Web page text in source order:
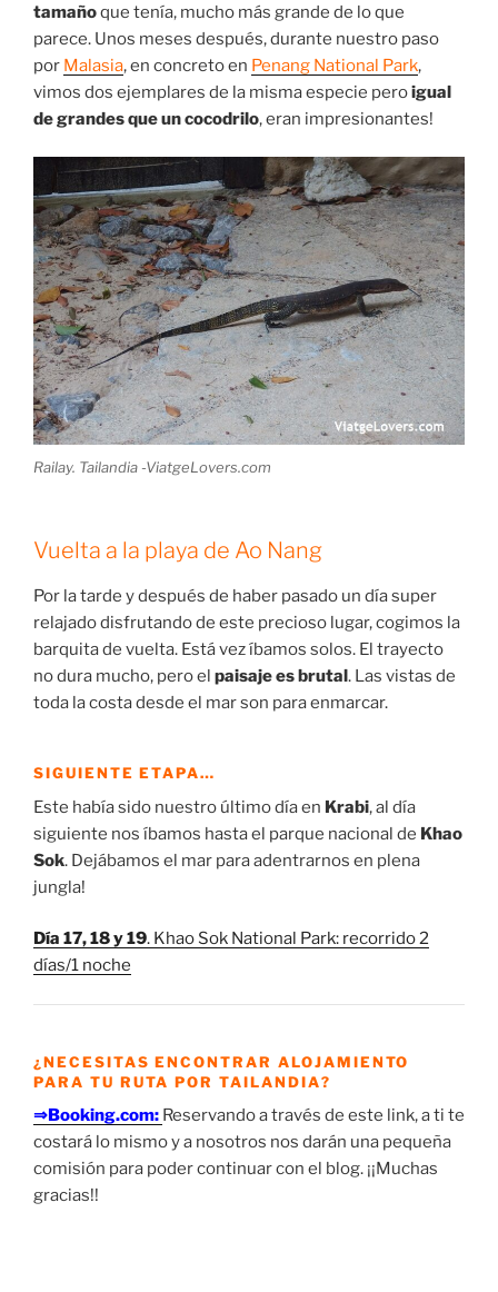
tamañoque tenía, mucho más grande de lo que
parece. Unos meses después, durante nuestro paso
por Malasia, en concreto en Penang National Park,
vimos dos ejemplares de la misma especie peroigual
de grandes que un cocodrilo, eran impresionantes!
Railay. Tailandia -ViatgeLovers.com
Vuelta a la playa de Ao Nang
Por la tarde y después de haber pasado un día super
relajado disfrutando de este precioso lugar, cogimos la
barquita de vuelta. Está vez íbamos solos. El trayecto
no dura mucho, pero el paisaje es brutal. Las vistas de
toda la costa desde el mar son para enmarcar.
SIGUIENTE ETAPA…
Este había sido nuestro último día en Krabi, al día
siguiente nos íbamos hasta el parque nacional de Khao
Sok. Dejábamos el mar para adentrarnos en plena
jungla!
Día 17, 18 y 19. Khao Sok National Park: recorrido 2
días/1 noche
¿NECESITAS ENCONTRAR ALOJAMIENTO
PARA TU RUTA POR TAILANDIA?
⇒Booking.com: Reservando a través de este link, a ti te
costará lo mismo y a nosotros nos darán una pequeña
comisión para poder continuar con el blog. ¡¡Muchas
gracias!!